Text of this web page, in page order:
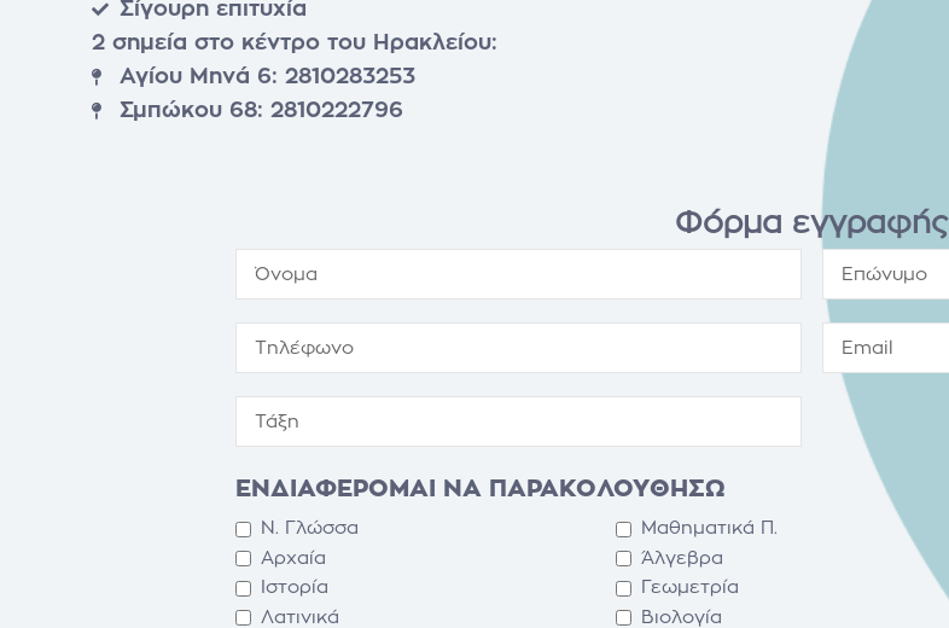
Σίγουρη επιτυχία
2 σημεία στο κέντρο του Ηρακλείου:
Αγίου Μηνά 6: 2810283253
Σμπώκου 68: 2810222796
Φόρμα εγγραφής
ΕΝΔΙΑΦΕΡΟΜΑΙ ΝΑ ΠΑΡΑΚΟΛΟΥΘΗΣΩ
Ν. Γλώσσα Μαθηματικά Π.
Αρχαία
Άλγεβρα
Ιστορία
Γεωμετρία
Λατινικά
Βιολογία